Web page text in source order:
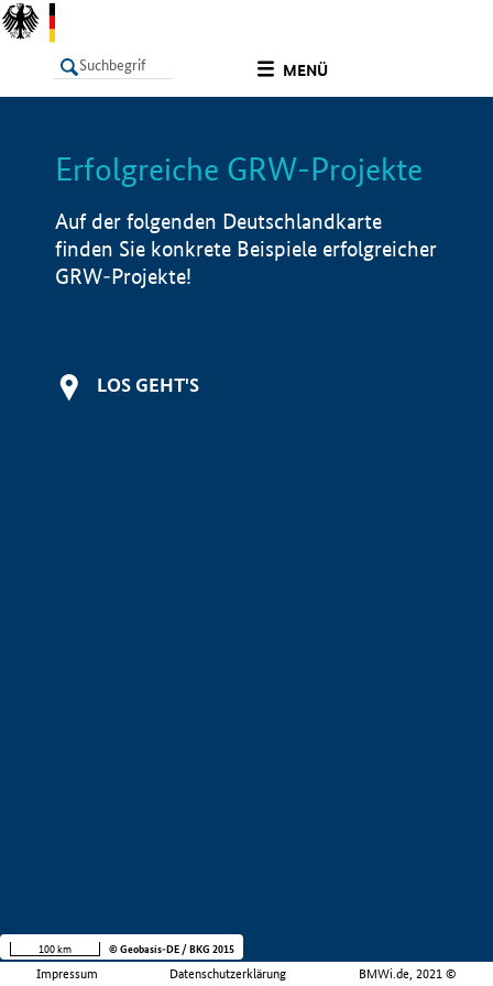
MENÜ
LISTE Info
Erfolgreiche GRW-Projekte
Auf der folgenden Deutschlandkarte
finden Sie konkrete Beispiele erfolgreicher
GRW-Projekte!
LOS GEHT'S
Impressum Datenschutzerklärung BMWi.de, 2021 ©
100 km © Geobasis-DE / BKG 2015